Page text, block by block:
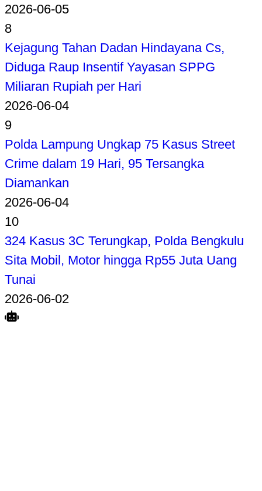
2026-06-05
8
Kejagung Tahan Dadan Hindayana Cs,
Diduga Raup Insentif Yayasan SPPG
Miliaran Rupiah per Hari
2026-06-04
9
Polda Lampung Ungkap 75 Kasus Street
Crime dalam 19 Hari, 95 Tersangka
Diamankan
2026-06-04
10
324 Kasus 3C Terungkap, Polda Bengkulu
Sita Mobil, Motor hingga Rp55 Juta Uang
Tunai
2026-06-02